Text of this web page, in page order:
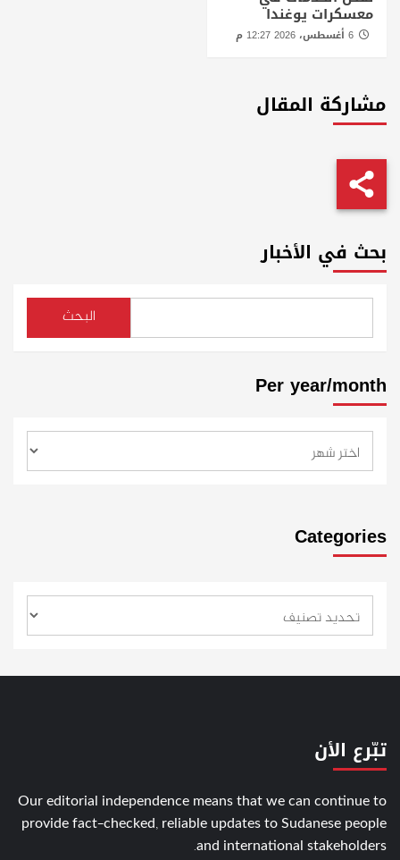
معسكرات يوغندا
مشاركة المقال
بحث في الأخبار
البحث
Per year/month
Categories
تبّرع الأن
Our editorial independence means that we can continue to
provide fact-checked, reliable updates to Sudanese people
and international stakeholders.